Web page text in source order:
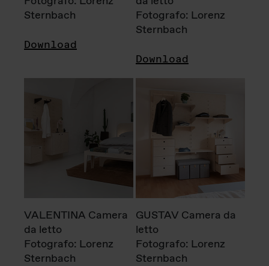
Sternbach
Download
Fotografo: Lorenz
Sternbach
Download
VALENTINA Camera
da letto
Fotografo: Lorenz
Sternbach
GUSTAV Camera da
letto
Fotografo: Lorenz
Sternbach